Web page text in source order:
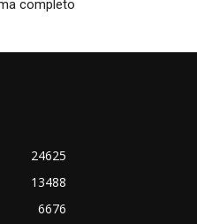
completo
24625
13488
6676